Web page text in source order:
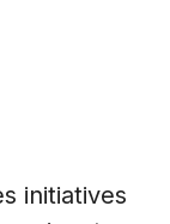
initiatives